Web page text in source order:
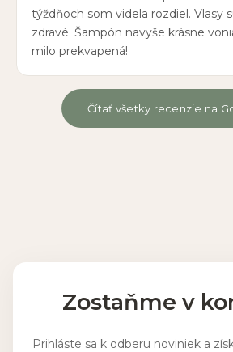
týždňoch som videla rozdiel. Vlasy
zdravé. Šampón navyše krásne
milo prekvapená!
Čítať všetky recenzie na
Zostaňme v
Prihláste sa k odberu noviniek a